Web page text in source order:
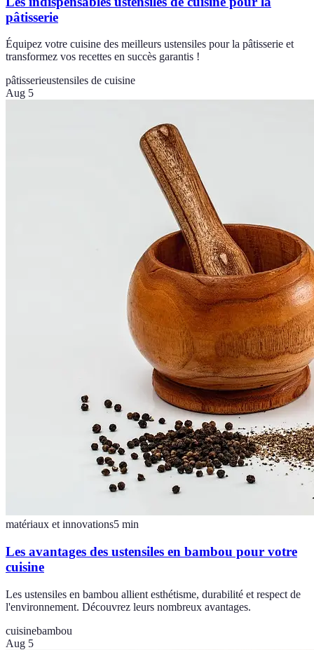
pâtisserie
Équipez votre cuisine des meilleurs ustensiles pour la pâtisserie et
transformez vos recettes en succès garantis !
pâtisserieustensiles de cuisine
Aug 5
matériaux et innovations5 min
Les avantages des ustensiles en bambou pour votre
cuisine
Les ustensiles en bambou allient esthétisme, durabilité et respect de
l'environnement. Découvrez leurs nombreux avantages.
cuisinebambou
Aug 5